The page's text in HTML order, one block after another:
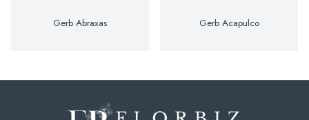
Gerb Abraxas Gerb Acapulco